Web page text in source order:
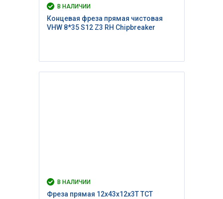
В НАЛИЧИИ
Концевая фреза прямая чистовая
VHW 8*35 S12 Z3 RH Сhipbreaker
В НАЛИЧИИ
Фреза прямая 12x43x12x3T TCT